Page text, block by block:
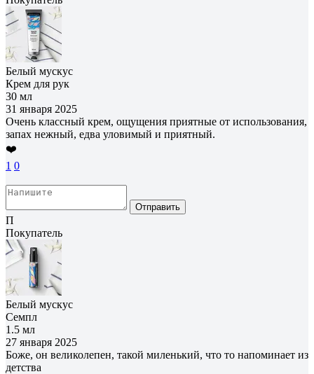
Белый мускус
Крем для рук
30 мл
31 января 2025
Очень классный крем, ощущения приятные от использования,
запах нежный, едва уловимый и приятный.
❤️
1 0
Отправить
П
Покупатель
Белый мускус
Семпл
1.5 мл
27 января 2025
Боже, он великолепен, такой миленький, что то напоминает из
детства